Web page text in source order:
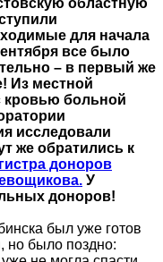
областную
для начала
все было
– в первый же
Из местной
кровью больной
исследовали
же обратились к
доноров
У
доноров!
был уже готов
но было поздно: